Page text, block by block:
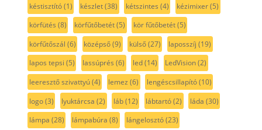
késtisztító(1) készlet(38) kétszintes (4) kézimixer(5)
körfütés (8) körfűtőbetét(5) kör fűtőbetét(5)
körfűtőszál (6) középső(9) külső(27) laposszíj (19)
lapos tepsi (5) lassúprés (6) led(14) LedVision(2)
leeresztő szivattyú(4) lemez (6) lengéscsillapító(10)
logo(3) lyuktárcsa (2) láb(12) lábtartó(2) láda (30)
lámpa (28) lámpabúra (8) lángelosztó(23)